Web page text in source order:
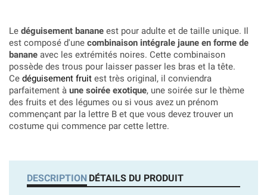
Le déguisement banane est pour adulte et de taille unique. Il
est composé d'une combinaison intégrale jaune en forme de
banane avec les extrémités noires. Cette combinaison
possède des trous pour laisser passer les bras et la tête.
Ce déguisement fruit est très original, il conviendra
parfaitement à une soirée exotique, une soirée sur le thème
des fruits et des légumes ou si vous avez un prénom
commençant par la lettre B et que vous devez trouver un
costume qui commence par cette lettre.
DESCRIPTION DÉTAILS DU PRODUIT